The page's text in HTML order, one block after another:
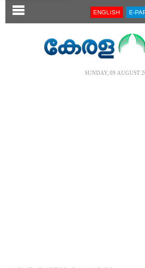
SECTIONS ENGLISH E-
SUNDAY, 09 AUGUST